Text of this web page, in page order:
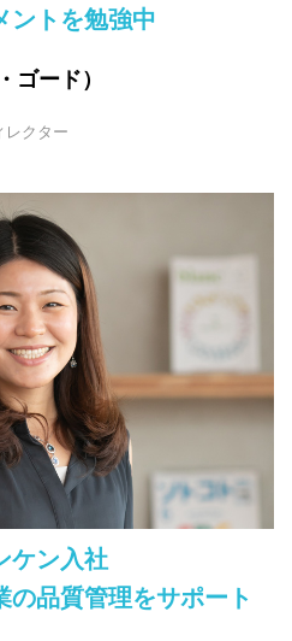
ントを勉強中
ード）
クター
ケン入社
品質管理をサポート